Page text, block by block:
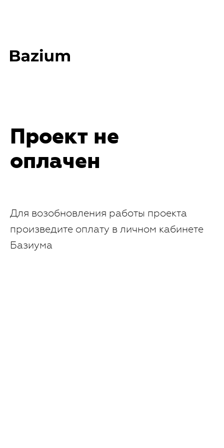
Проект не
оплачен
Для возобновления работы проекта
произведите оплату в личном кабинете
Базиума